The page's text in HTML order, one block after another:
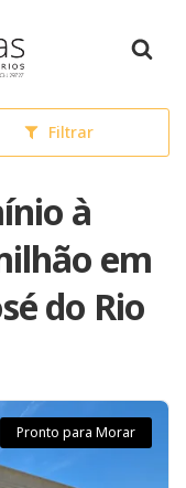
Filtrar
à
em
do Rio
Pronto para Morar